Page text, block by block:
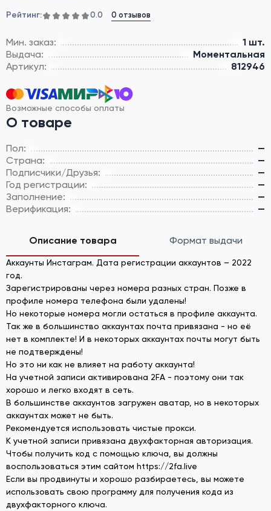
Рейтинг: 0.0 0 отзывов
Мин. заказ:
1 шт.
Выдача:
Моментальная
Артикул:
812946
Возможные способы оплаты
О товаре
Пол:
—
Страна:
—
Подписчики/Друзья:
—
Год регистрации:
—
Заполнение:
—
Верификация:
—
Описание товара Формат выдачи
Аккаунты Инстаграм. Дата регистрации аккаунтов – 2022
год.
Зарегистрированы через номера разных стран. Позже в
профиле номера телефона были удалены!
Но некоторые номера могли остаться в профиле аккаунта.
Так же в большинство аккаунтах почта привязана - но её
нет в комплекте! И в некоторых аккаунтах почты могут быть
не подтверждены!
Но это ни как не влияет на работу аккаунта!
На учетной записи активирована 2FA - поэтому они так
хорошо и легко входят в сеть.
В большинстве аккаунтов загружен аватар, но в некоторых
аккаунтах может не быть.
Рекомендуется использовать чистые прокси.
К учетной записи привязана двухфакторная авторизация.
Чтобы получить код с помощью ключа, вы должны
воспользоваться этим сайтом https://2fa.live
Если вы продвинуты и хорошо разбираетесь, вы можете
использовать свою программу для получения кода из
двухфакторного ключа.